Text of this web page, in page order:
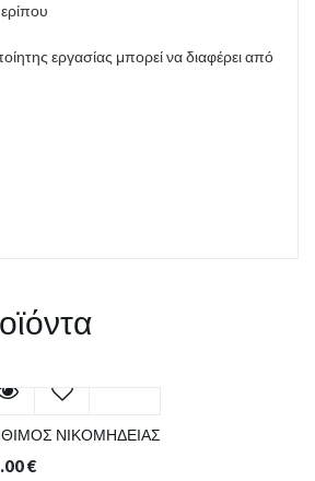
εργασίας μπορεί να διαφέρει από
ΝΙΚΟΜΗΔΕΙΑΣ
€